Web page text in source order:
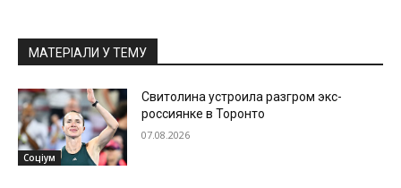
МАТЕРІАЛИ У ТЕМУ
Соціум
Свитолина устроила разгром экс-
россиянке в Торонто
07.08.2026